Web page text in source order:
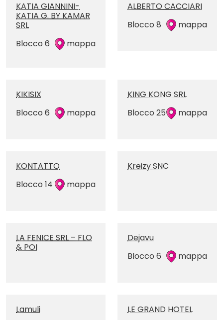
KATIA GIANNINI-
KATIA G. BY KAMAR
SRL
Blocco 6
mappa
ALBERTO CACCIARI
Blocco 8
mappa
KIKISIX
Blocco 6
mappa
KING KONG SRL
Blocco 25
mappa
KONTATTO
Blocco 14
mappa
Kreizy SNC
LA FENICE SRL – FLO
& POI
Dejavu
Blocco 6
mappa
Lamuli
LE GRAND HOTEL